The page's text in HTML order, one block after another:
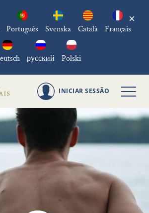
Português Svenska Català Français
русский Polski
×
INICIAR SESSÃO